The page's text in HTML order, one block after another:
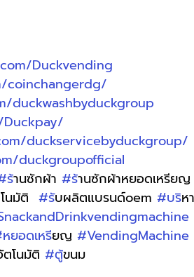
Duckvending
coinchangerdg/
duckwashbyduckgroup
duckservicebyduckgroup/
duckgroupofficial
ร้านซักผ้า #ร้านซักผ้าหยอดเหรียญ
นมัติ #รับผลิตแบรนด์oem #บรห
ยอดเหรียญ #VendingMachine
โนมัติ #ตู้ขนม